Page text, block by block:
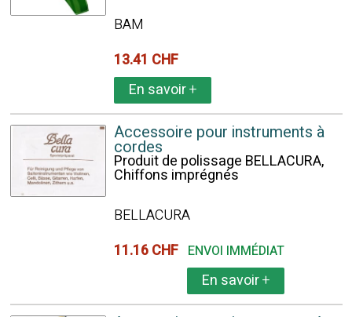
BAM
13.41 CHF
En savoir+
Accessoire pour instruments à
cordes
Produit de polissage BELLACURA,
Chiffons imprégnés
BELLACURA
11.16 CHF ENVOI IMMÉDIAT
En savoir+